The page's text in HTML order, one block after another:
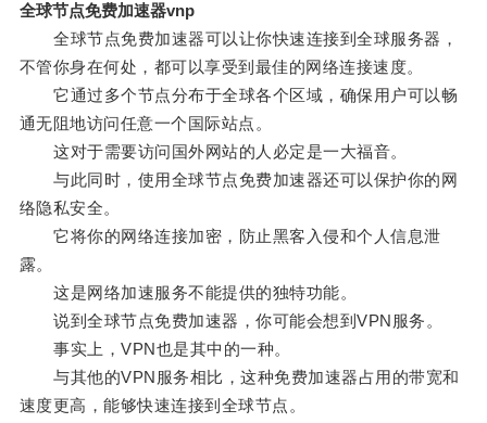
全球节点免费加速器vnp
全球节点免费加速器可以让你快速连接到全球服务器，
不管你身在何处，都可以享受到最佳的网络连接速度。
它通过多个节点分布于全球各个区域，确保用户可以畅
通无阻地访问任意一个国际站点。
这对于需要访问国外网站的人必定是一大福音。
与此同时，使用全球节点免费加速器还可以保护你的网
络隐私安全。
它将你的网络连接加密，防止黑客入侵和个人信息泄
露。
这是网络加速服务不能提供的独特功能。
说到全球节点免费加速器，你可能会想到VPN服务。
事实上，VPN也是其中的一种。
与其他的VPN服务相比，这种免费加速器占用的带宽和
速度更高，能够快速连接到全球节点。